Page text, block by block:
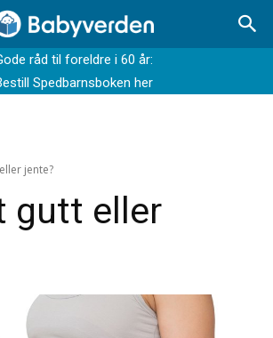
råd til foreldre i 60 år:
Spedbarnsboken her
jente?
gutt eller